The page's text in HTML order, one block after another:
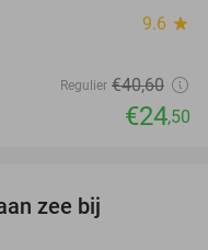
9.6 star
Regulier €40,60
€24,50
zee bij